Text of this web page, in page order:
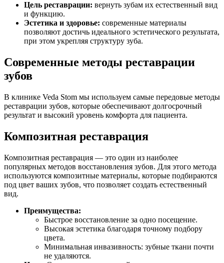
Цель реставрации: вернуть зубам их естественный вид
и функцию.
Эстетика и здоровье: современные материалы
позволяют достичь идеального эстетического результата,
при этом укрепляя структуру зуба.
Современные методы реставрации
зубов
В клинике Veda Stom мы используем самые передовые методы
реставрации зубов, которые обеспечивают долгосрочный
результат и высокий уровень комфорта для пациента.
Композитная реставрация
Композитная реставрация — это один из наиболее
популярных методов восстановления зубов. Для этого метода
используются композитные материалы, которые подбираются
под цвет ваших зубов, что позволяет создать естественный
вид.
Преимущества:
Быстрое восстановление за одно посещение.
Высокая эстетика благодаря точному подбору
цвета.
Минимальная инвазивность: зубные ткани почти
не удаляются.